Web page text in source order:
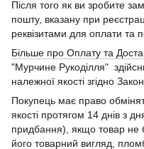
Після того як ви зробите
пошту, вказану при
реквізитами для оплати та
Більше про Оплату та
"Мурчине Рукоділля"
належної якості згідно
Покупець має право
якості протягом 14 днів з
придбання), якщо товар не
його товарний вигляд,